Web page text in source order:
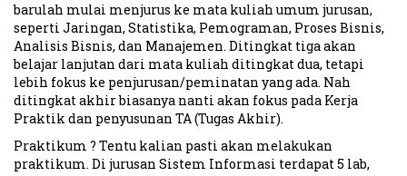
barulah mulai menjurus ke mata kuliah umum jurusan,
seperti Jaringan, Statistika, Pemograman, Proses Bisnis,
Analisis Bisnis, dan Manajemen. Ditingkat tiga akan
belajar lanjutan dari mata kuliah ditingkat dua, tetapi
lebih fokus ke penjurusan/peminatan yang ada. Nah
ditingkat akhir biasanya nanti akan fokus pada Kerja
Praktik dan penyusunan TA (Tugas Akhir).
Praktikum ? Tentu kalian pasti akan melakukan
praktikum. Di jurusan Sistem Informasi terdapat 5 lab,